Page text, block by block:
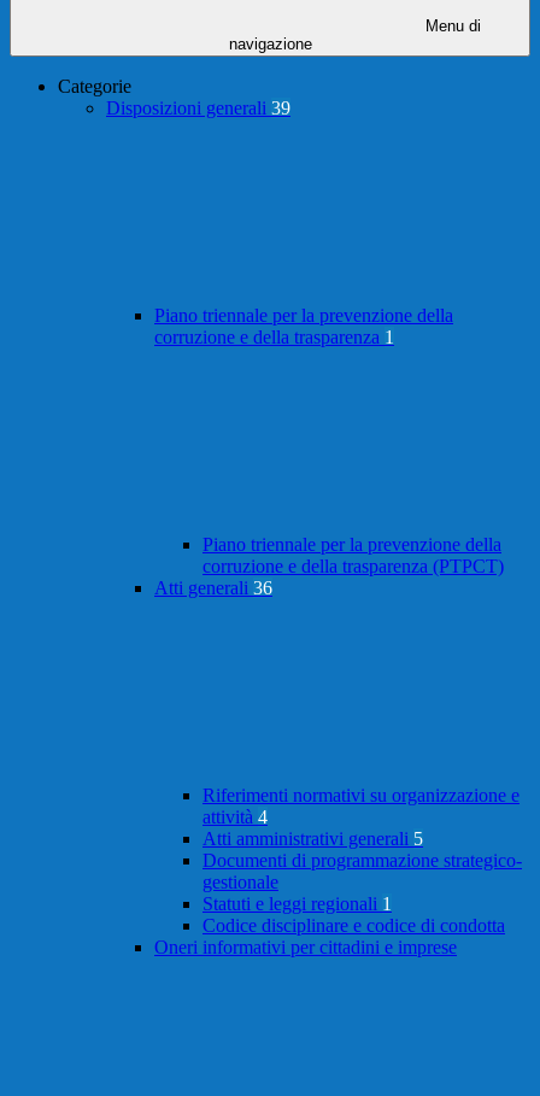
Menu di
navigazione
Categorie
Disposizioni generali 39
Piano triennale per la prevenzione della
corruzione e della trasparenza 1
Piano triennale per la prevenzione della
corruzione e della trasparenza (PTPCT)
Atti generali 36
Riferimenti normativi su organizzazione e
attività 4
Atti amministrativi generali 5
Documenti di programmazione strategico-
gestionale
Statuti e leggi regionali 1
Codice disciplinare e codice di condotta
Oneri informativi per cittadini e imprese